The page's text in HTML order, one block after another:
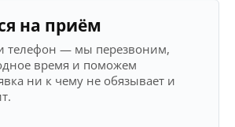
на приём
телефон — мы перезвоним,
время и поможем
ни к чему не обязывает и